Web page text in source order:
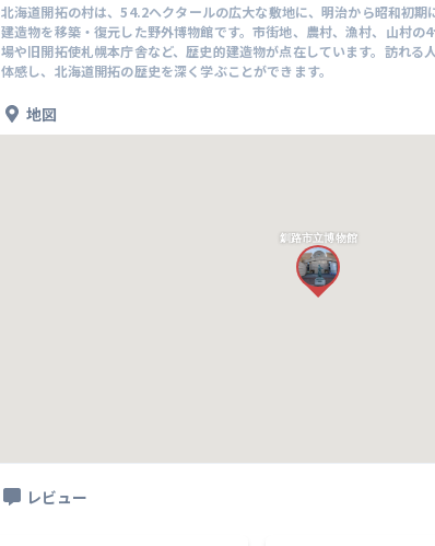
北海道開拓の村は、54.2ヘクタールの広大な敷地に、明治から昭和初期
建造物を移築・復元した野外博物館です。市街地、農村、漁村、山村の
場や旧開拓使札幌本庁舎など、歴史的建造物が点在しています。訪れる
体感し、北海道開拓の歴史を深く学ぶことができます。
地図
釧路市立博物館
レビュー